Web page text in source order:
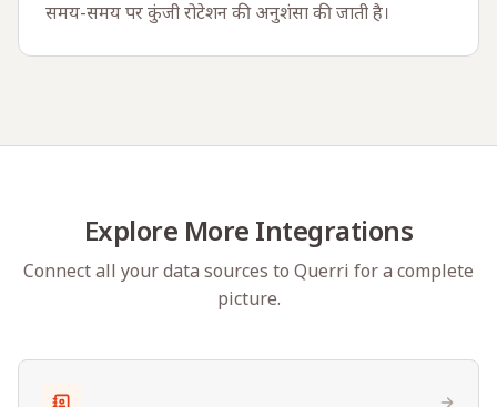
समय-समय पर कुंजी रोटेशन की अनुशंसा की जाती है।
Explore More Integrations
Connect all your data sources to Querri for a complete
picture.